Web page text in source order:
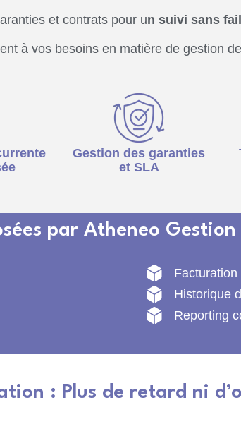
et contrats pour un suivi sans
à vos besoins en matière de gestion
Gestion des garanties
et SLA
par Atheneo
Historique
Reporting
: Plus de retard ni